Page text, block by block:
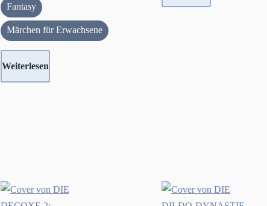
Fantasy
Märchen für Erwachsene
Weiterlesen